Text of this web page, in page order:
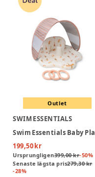
Outlet
SWIM ESSENTIALS
199,50 kr
Ursprungligen399,00 kr-50%
Senaste lägsta pris279,30 kr
-28%